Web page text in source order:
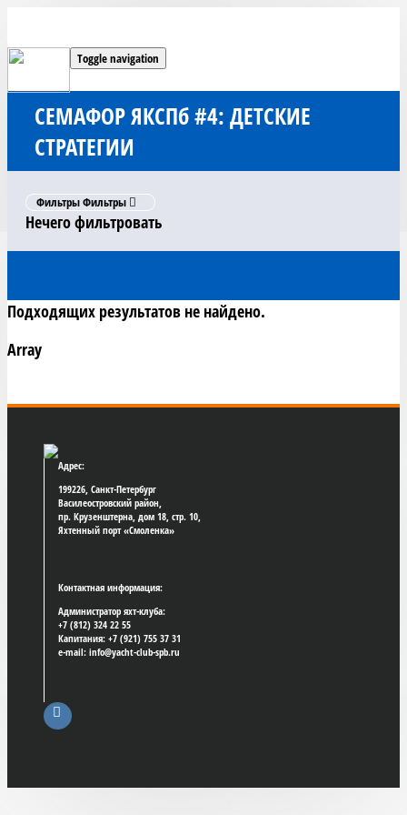
Toggle navigation
СЕМАФОР ЯКСПб #4: ДЕТСКИЕ
СТРАТЕГИИ
ФильтрыФильтры
Нечего фильтровать
Подходящих результатов не найдено.
Array
Адрес:
199226, Санкт-Петербург
Василеостровский район,
пр. Крузенштерна, дом 18, стр. 10,
Яхтенный порт «Смоленка»
Контактная информация:
Администратор яхт-клуба:
+7 (812) 324 22 55
Капитания: +7 (921) 755 37 31
e-mail: info@yacht-club-spb.ru